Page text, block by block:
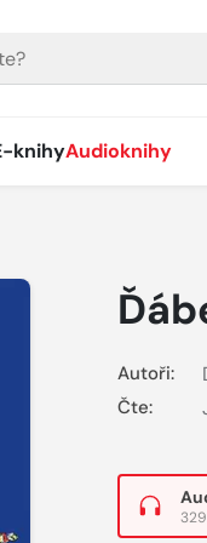
knihyAudioknihy
Autoři:
Čte: